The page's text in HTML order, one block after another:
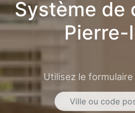
Système de
Pierre-
Utilisez le